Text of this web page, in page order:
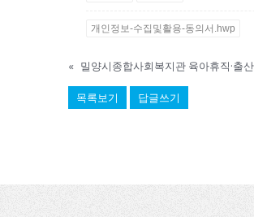
개인정보-수집및활용-동의서.hwp
«
목록보기 답글쓰기